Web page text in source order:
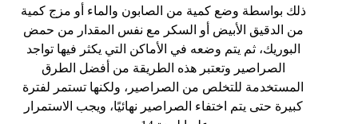
ذلك بواسطة وضع كمية من الصابون والماء أو مزج كمية
من الدقيق الأبيض أو السكر مع نفس المقدار من حمض
البوريك، ثم يتم وضعه في الأماكن التي يكثر فيها تواجد
الصراصير وتعتبر هذه الطريقة من أفضل الطرق
المستخدمة للتخلص من الصراصير، ولكنها تستمر لفترة
كبيرة حتى يتم اختفاء الصراصير نهائيًا، ويجب الاستمرار